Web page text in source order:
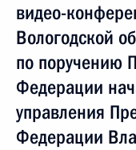
видео-
Вологодской
по поручению
Федерации
управления
Федерации